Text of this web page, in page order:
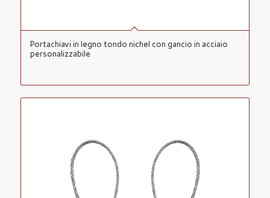
Portachiavi in legno tondo nichel con gancio in acciaio
personalizzabile